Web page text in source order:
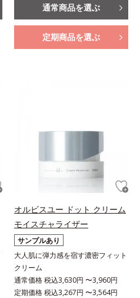
通常商品を選ぶ
定期商品を選ぶ
オルビスユー ドット クリーム
モイスチャライザー
サンプルあり
大人肌に弾力感を宿す濃密フィット
クリーム
通常価格 税込3,630円 〜3,960円
定期価格 税込3,267円 〜3,564円